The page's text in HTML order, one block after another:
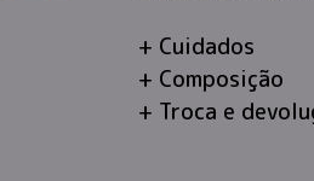
Cuidados
Composição
Troca e